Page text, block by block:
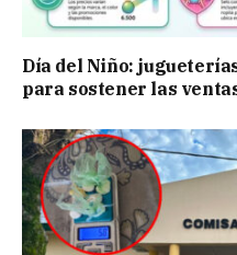
Día del Niño:
para sostener las